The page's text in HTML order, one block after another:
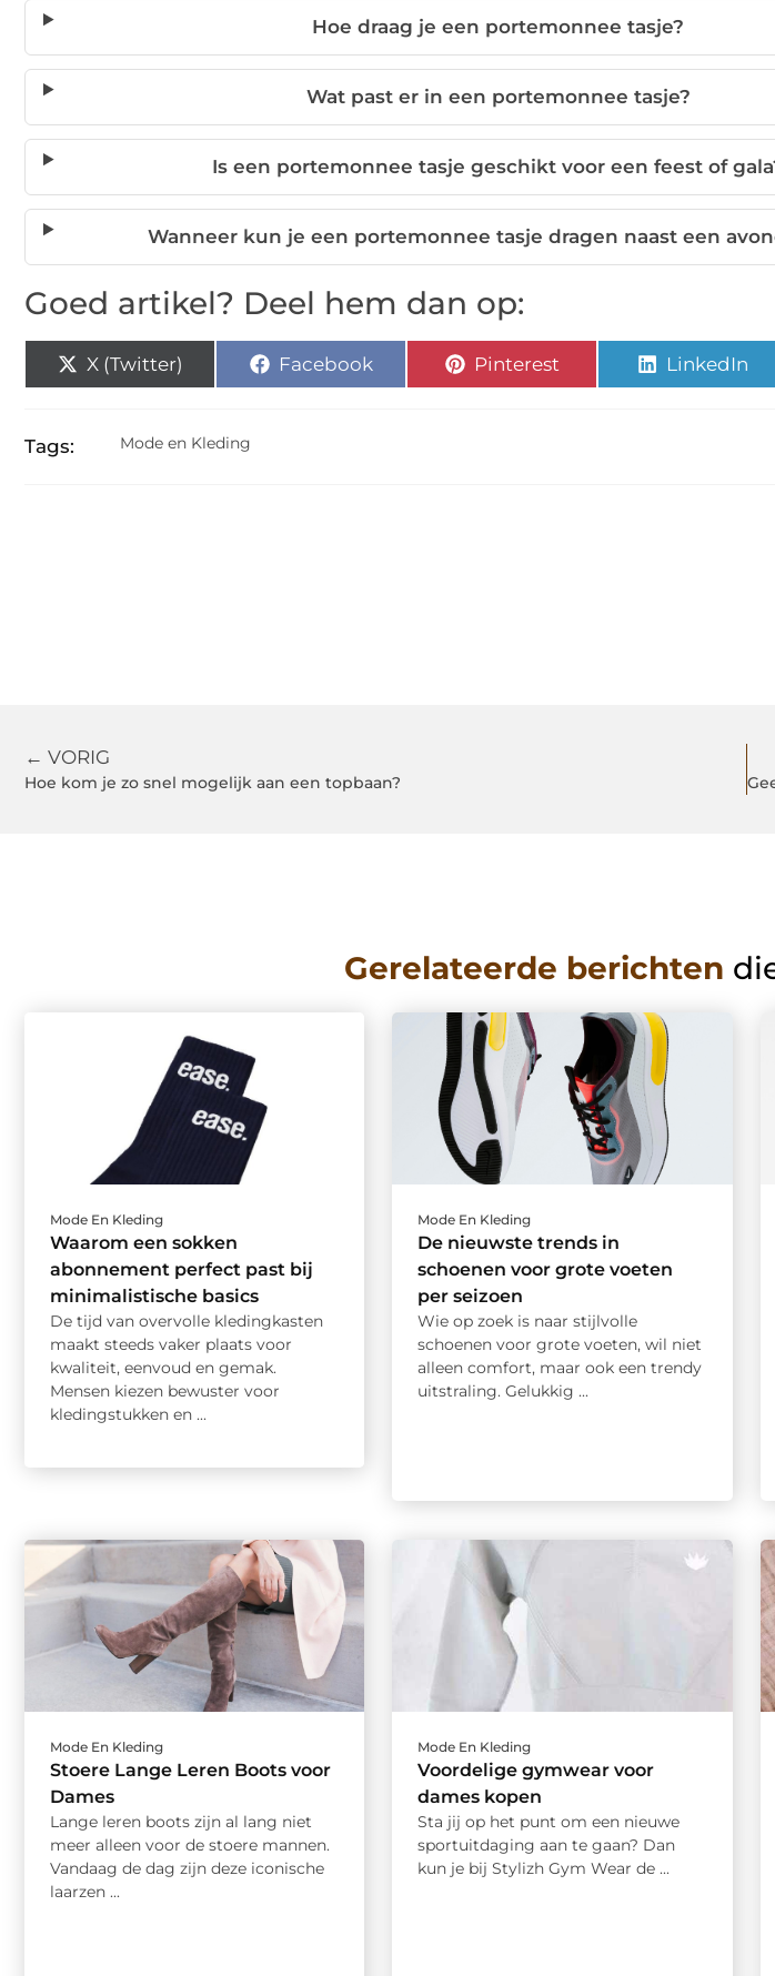
Hoe draag je een portemonnee tasje?
Wat past er in een portemonnee tasje?
Is een portemonnee tasje geschikt voor een feest of
Wanneer kun je een portemonnee tasje dragen naast een
Goed artikel? Deel hem dan op:
X (Twitter) Facebook Pinterest LinkedIn
Tags: Mode en Kleding
← VORIG
Hoe kom je zo snel mogelijk aan een topbaan?
Gerelateerde berichten
Mode En Kleding
Waarom een sokken
abonnement perfect past bij
minimalistische basics
De tijd van overvolle kledingkasten
maakt steeds vaker plaats voor
kwaliteit, eenvoud en gemak.
Mensen kiezen bewuster voor
kledingstukken en ...
Mode En Kleding
De nieuwste trends in
schoenen voor grote voeten
per seizoen
Wie op zoek is naar stijlvolle
schoenen voor grote voeten, wil niet
alleen comfort, maar ook een trendy
uitstraling. Gelukkig ...
Mode En Kleding
Stoere Lange Leren Boots voor
Dames
Lange leren boots zijn al lang niet
meer alleen voor de stoere mannen.
Vandaag de dag zijn deze iconische
laarzen ...
Mode En Kleding
Voordelige gymwear voor
dames kopen
Sta jij op het punt om een nieuwe
sportuitdaging aan te gaan? Dan
kun je bij Stylizh Gym Wear de ...